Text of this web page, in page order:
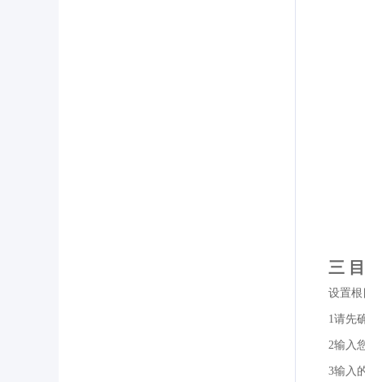
三
设置
1请先
2输入
3输入